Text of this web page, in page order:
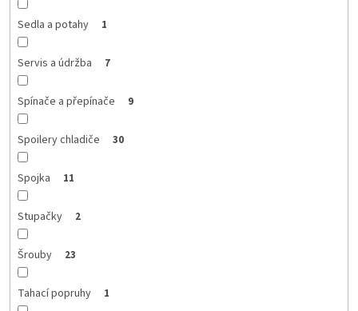
Sedla a potahy 1
Servis a údržba 7
Spínače a přepínače 9
Spoilery chladiče 30
Spojka 11
Stupačky 2
Šrouby 23
Tahací popruhy 1